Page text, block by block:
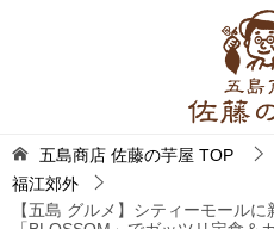
五島商店 佐藤の芋屋 TOP
福江郊外
【五島 グルメ】シティーモール